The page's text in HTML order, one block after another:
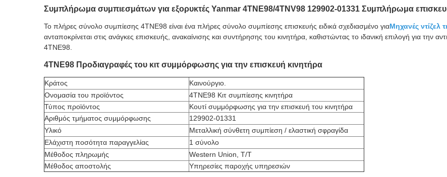
Συμπλήρωμα συμπιεσμάτων για εξορυκτές Yanmar 4TNE98/4TNV98 129902-01331 Συμπλήρωμα
Το πλήρες σύνολο συμπίεσης 4TNE98 είναι ένα πλήρες σύνολο συμπίεσης επισκευής ειδικά σχεδιασμένο γιαΜηχανές ντίζελ
ανταποκρίνεται στις ανάγκες επισκευής, ανακαίνισης και συντήρησης του κινητήρα, καθιστώντας το ιδανική επιλογή για
4TNE98.
4TNE98 Προδιαγραφές του κιτ συμμόρφωσης για την επισκευή κινητήρα
Κράτος
Καινούργιο.
Ονομασία του προϊόντος
4TNE98 Κιτ συμπίεσης κινητήρα
Τύπος προϊόντος
Κουτί συμμόρφωσης για την επισκευή του κινητήρα
Αριθμός τμήματος συμμόρφωσης
129902-01331
Υλικό
Μεταλλική σύνθετη συμπίεση / ελαστική σφραγίδα
Ελάχιστη ποσότητα παραγγελίας
1 σύνολο
Μέθοδος πληρωμής
Western Union, T/T
Μέθοδος αποστολής
Υπηρεσίες παροχής υπηρεσιών